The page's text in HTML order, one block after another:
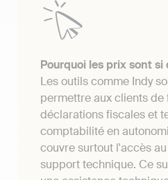
Pourquoi les prix sont si
Les outils comme Indy
permettre aux clients de
déclarations fiscales et
comptabilité en
couvre surtout l'accès
support technique. Ce